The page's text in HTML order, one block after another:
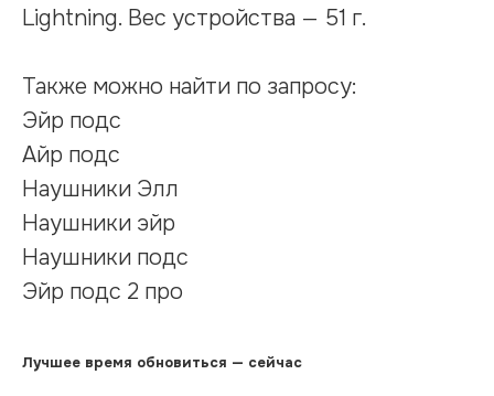
Lightning. Вес устройства — 51 г.
Также можно найти по запросу:
Эйр подс
Айр подс
Наушники Элл
Наушники эйр
Наушники подс
Эйр подс 2 про
Лучшее время обновиться — сейчас